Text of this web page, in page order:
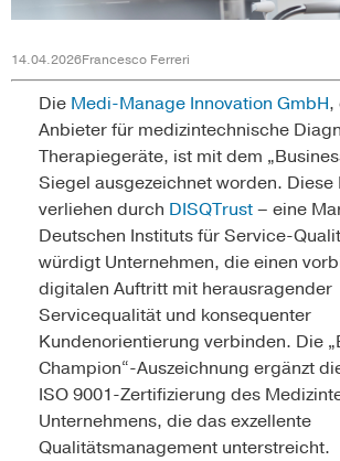
14.04.2026Francesco Ferreri
Die Medi-Manage Innovation GmbH,
Anbieter für medizintechnische
Therapiegeräte, ist mit dem
Siegel ausgezeichnet worden. Diese
verliehen durch DISQTrust– eine
Deutschen Instituts für Service-
würdigt Unternehmen, die einen
digitalen Auftritt mit herausragender
Servicequalität und konsequenter
Kundenorientierung verbinden. Die
Champion“-Auszeichnung ergänzt
ISO 9001-Zertifizierung des
Unternehmens, die das exzellente
Qualitätsmanagement unterstreicht.